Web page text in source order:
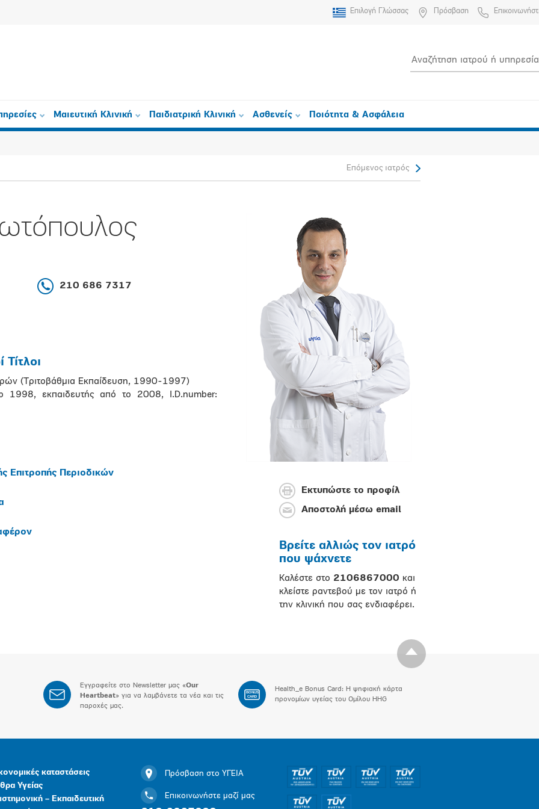
Επιλογή Γλώσσας Πρόσβαση
Μαιευτική Κλινική Παιδιατρική Κλινική Ασθενείς Ποιότητα & Ασφάλεια
Επόμενος ιατρός
210 686 7317
(Τριτοβάθμια Εκπαίδευση, 1990-1997)
1998, εκπαιδευτής από το 2008, I.D.number:
Επιτροπής Περιοδικών
Εκτυπώστε το προφίλ
Αποστολή μέσω email
Βρείτε αλλιώς τον ιατρό
που ψάχνετε
Καλέστε στο 2106867000 και
κλείστε ραντεβού με τον ιατρό ή
την κλινική που σας ενδιαφέρει.
Εγγραφείτε στο Newsletter μας «Our
Heartbeat» για να λαμβάνετε τα νέα και τις
παροχές μας.
BONUS
CARD
Health_e Bonus Card: H ψηφιακή κάρτα
προνομίων υγείας του Ομίλου HHG
καταστάσεις
Υγείας
– Εκπαιδευτική
Πρόσβαση στο ΥΓΕΙΑ
Επικοινωνήστε μαζί μας